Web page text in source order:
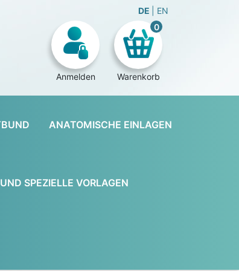
DE EN
Anmelden
0
Warenkorb
ANATOMISCHE EINLAGEN
SPEZIELLE VORLAGEN